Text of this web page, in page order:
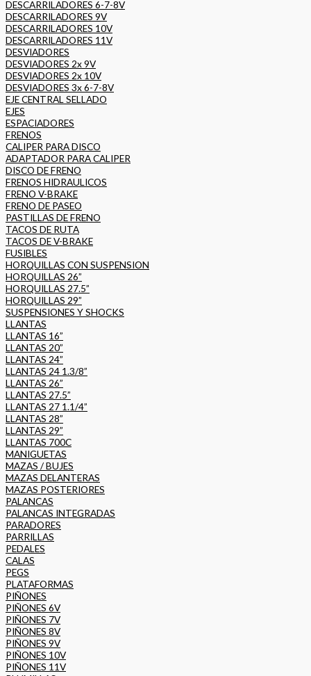
DESCARRILADORES 6-7-8V
DESCARRILADORES 9V
DESCARRILADORES 10V
DESCARRILADORES 11V
DESVIADORES
DESVIADORES 2x 9V
DESVIADORES 2x 10V
DESVIADORES 3x 6-7-8V
EJE CENTRAL SELLADO
EJES
ESPACIADORES
FRENOS
CALIPER PARA DISCO
ADAPTADOR PARA CALIPER
DISCO DE FRENO
FRENOS HIDRAULICOS
FRENO V-BRAKE
FRENO DE PASEO
PASTILLAS DE FRENO
TACOS DE RUTA
TACOS DE V-BRAKE
FUSIBLES
HORQUILLAS CON SUSPENSION
HORQUILLAS 26”
HORQUILLAS 27.5”
HORQUILLAS 29”
SUSPENSIONES Y SHOCKS
LLANTAS
LLANTAS 16”
LLANTAS 20”
LLANTAS 24”
LLANTAS 24 1.3/8”
LLANTAS 26”
LLANTAS 27.5”
LLANTAS 27 1.1/4”
LLANTAS 28”
LLANTAS 29”
LLANTAS 700C
MANIGUETAS
MAZAS / BUJES
MAZAS DELANTERAS
MAZAS POSTERIORES
PALANCAS
PALANCAS INTEGRADAS
PARADORES
PARRILLAS
PEDALES
CALAS
PEGS
PLATAFORMAS
PIÑONES
PIÑONES 6V
PIÑONES 7V
PIÑONES 8V
PIÑONES 9V
PIÑONES 10V
PIÑONES 11V